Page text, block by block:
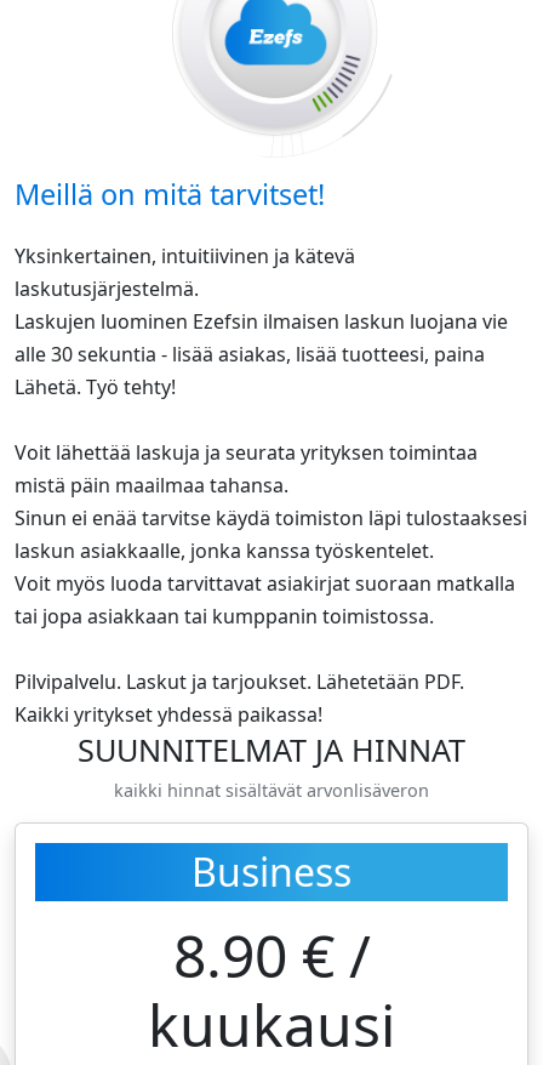
Meillä on mitä tarvitset!
Yksinkertainen, intuitiivinen ja kätevä
laskutusjärjestelmä.
Laskujen luominen Ezefsin ilmaisen laskun luojana vie
alle 30 sekuntia - lisää asiakas, lisää tuotteesi, paina
Lähetä. Työ tehty!
Voit lähettää laskuja ja seurata yrityksen toimintaa
mistä päin maailmaa tahansa.
Sinun ei enää tarvitse käydä toimiston läpi tulostaaksesi
laskun asiakkaalle, jonka kanssa työskentelet.
Voit myös luoda tarvittavat asiakirjat suoraan matkalla
tai jopa asiakkaan tai kumppanin toimistossa.
Pilvipalvelu. Laskut ja tarjoukset. Lähetetään PDF.
Kaikki yritykset yhdessä paikassa!
SUUNNITELMAT JA HINNAT
kaikki hinnat sisältävät arvonlisäveron
Business
8.90 € /
kuukausi